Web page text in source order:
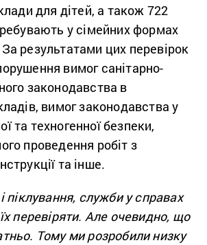
для дітей, а також 722
у сімейних формах
результатами цих перевірок
вимог санітарно-
законодавства в
вимог законодавства у
та техногенної безпеки,
проведення робіт з
та інше.
піклування, служби у справах
перевіряти. Але очевидно, що
Тому ми розробили низку